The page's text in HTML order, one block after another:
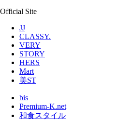
Official Site
JJ
CLASSY.
VERY
STORY
HERS
Mart
美ST
bis
Premium-K.net
和食スタイル